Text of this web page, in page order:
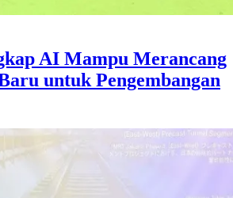
AI Mampu Merancang
untuk Pengembangan